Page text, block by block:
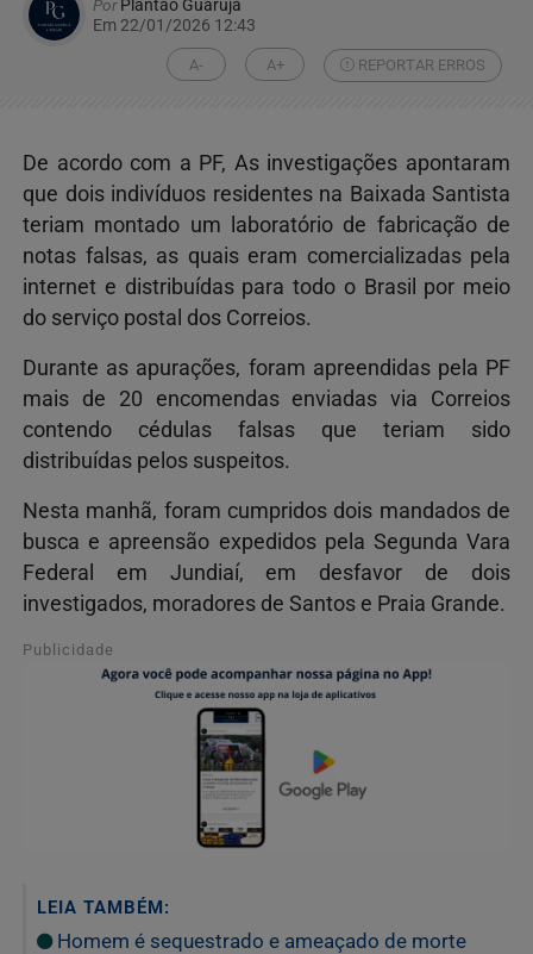
PorPlantão Guarujá
Em 22/01/2026 12:43
A- A+ REPORTAR ERROS
De acordo com a PF, As investigações apontaram
que dois indivíduos residentes na Baixada Santista
teriam montado um laboratório de fabricação de
notas falsas, as quais eram comercializadas pela
internet e distribuídas para todo o Brasil por meio
do serviço postal dos Correios.
Durante as apurações, foram apreendidas pela PF
mais de 20 encomendas enviadas via Correios
contendo cédulas falsas que teriam sido
distribuídas pelos suspeitos.
Nesta manhã, foram cumpridos dois mandados de
busca e apreensão expedidos pela Segunda Vara
Federal em Jundiaí, em desfavor de dois
investigados, moradores de Santos e Praia Grande.
Publicidade
LEIA TAMBÉM:
Homem é sequestrado e ameaçado de morte